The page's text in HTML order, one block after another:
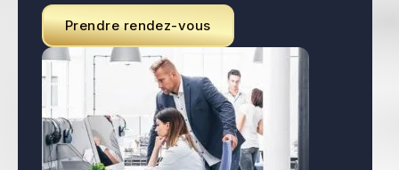
Prendre rendez-vous